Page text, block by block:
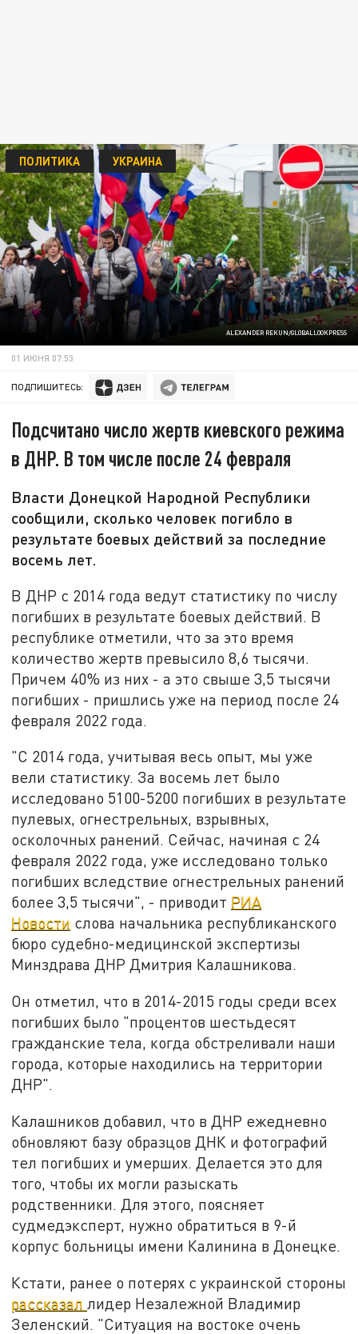
ALEXANDER REKUN/GLOBALLOOKPRESS
ПОЛИТИКА УКРАИНА
01 ИЮНЯ 07:53
ПОДПИШИТЕСЬ:
Подсчитано число жертв киевского режима
в ДНР. В том числе после 24 февраля
Власти Донецкой Народной Республики
сообщили, сколько человек погибло в
результате боевых действий за последние
восемь лет.
В ДНР с 2014 года ведут статистику по числу
погибших в результате боевых действий. В
республике отметили, что за это время
количество жертв превысило 8,6 тысячи.
Причем 40% из них - а это свыше 3,5 тысячи
погибших - пришлись уже на период после 24
февраля 2022 года.
"С 2014 года, учитывая весь опыт, мы уже
вели статистику. За восемь лет было
исследовано 5100-5200 погибших в результате
пулевых, огнестрельных, взрывных,
осколочных ранений. Сейчас, начиная с 24
февраля 2022 года, уже исследовано только
погибших вследствие огнестрельных ранений
более 3,5 тысячи", - приводит РИА
Новости слова начальника республиканского
бюро судебно-медицинской экспертизы
Минздрава ДНР Дмитрия Калашникова.
Он отметил, что в 2014-2015 годы среди всех
погибших было "процентов шестьдесят
гражданские тела, когда обстреливали наши
города, которые находились на территории
ДНР".
Калашников добавил, что в ДНР ежедневно
обновляют базу образцов ДНК и фотографий
тел погибших и умерших. Делается это для
того, чтобы их могли разыскать
родственники. Для этого, поясняет
судмедэксперт, нужно обратиться в 9-й
корпус больницы имени Калинина в Донецке.
Кстати, ранее о потерях с украинской стороны
рассказал лидер Незалежной Владимир
Зеленский. "Ситуация на востоке очень